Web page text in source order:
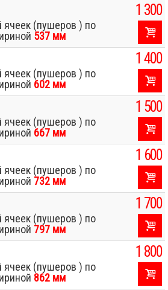
ячеек (пушеров ) по
537 мм
1 300
ячеек (пушеров ) по
602 мм
1 400
ячеек (пушеров ) по
667 мм
1 500
ячеек (пушеров ) по
732 мм
1 600
ячеек (пушеров ) по
797 мм
1 700
ячеек (пушеров ) по
862 мм
1 800